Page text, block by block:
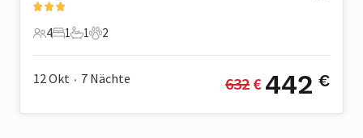
4 Gäste
4
1 Schlafzimmer
1
1 Badezimmer
1
2 Haustiere
2
12 Okt • 7 Nächte 632 € 442 €